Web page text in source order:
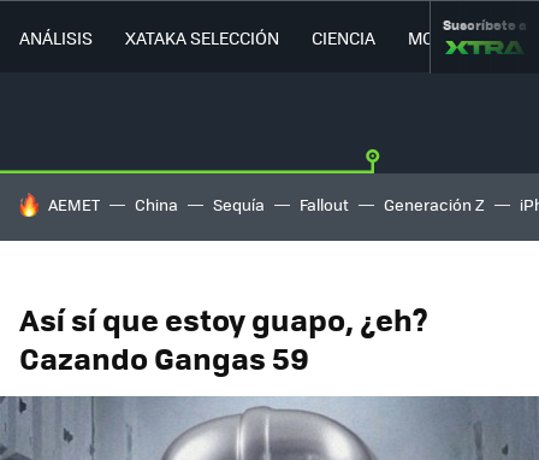
ANÁLISIS XATAKA SELECCIÓN CIENCIA MOVILIDAD
Suscríbete a
HOY SE HABLA DE
AEMET China Sequía Fallout Generación Z
Así sí que estoy guapo, ¿eh?
Cazando Gangas 59